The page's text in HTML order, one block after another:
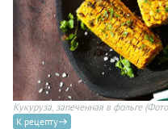
Кукуруза, запеченная в фольге
К рецепту